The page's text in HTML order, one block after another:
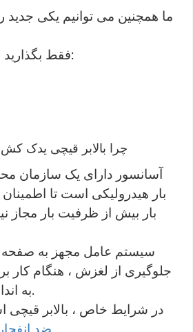
ما همچنین می توانیم یکی
فقط بگذارید این داده ها را بدانیم:
چرا بالابر قیچی یدک کش
بار هیدرولیکی است تا
بار بیش از ظرفیت بار مجاز
جلوگیری از لغزش ، هنگام کار
به اندازه کافی ایمن است.
3.) در شرایط خاص ، بالابر